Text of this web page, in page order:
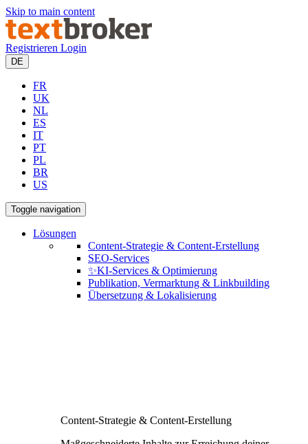
Skip to main content
Registrieren Login
DE
FR
UK
NL
ES
IT
PT
PL
BR
US
Toggle navigation
Lösungen
Content-Strategie & Content-Erstellung
SEO-Services
✨KI-Services & Optimierung
Publikation, Vermarktung & Linkbuilding
Übersetzung & Lokalisierung
Content-Strategie & Content-Erstellung